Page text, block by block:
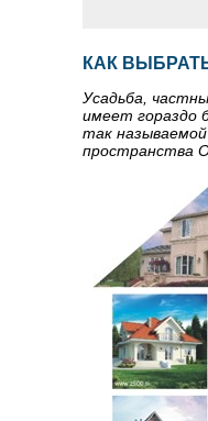
КАК
Усадьба,
имеет гораздо
так
пространства